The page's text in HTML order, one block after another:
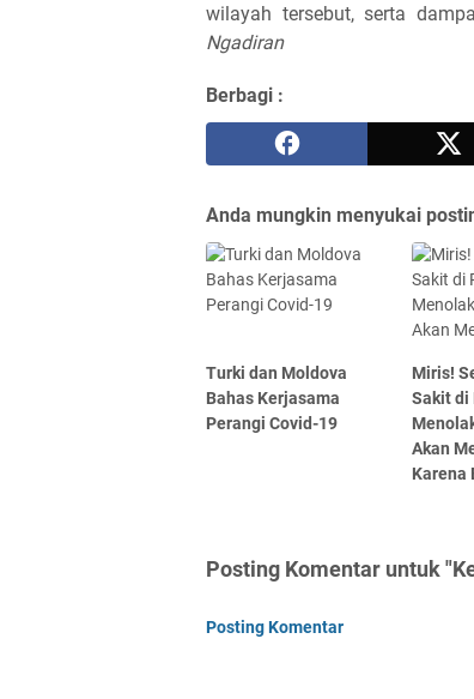
wilayah tersebut, serta
Ngadiran
Berbagi :
Anda mungkin menyukai
Turki dan Moldova
Bahas Kerjasama
Perangi Covid-19
Miris!
Sakit di
Akan
Karena
Posting Komentar untuk
Posting Komentar